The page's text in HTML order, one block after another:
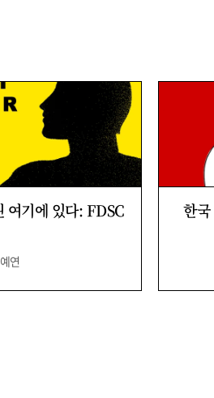
여기에 있다: FDSC
연
한